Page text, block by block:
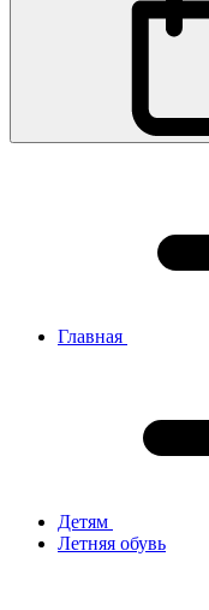
Главная
Детям
Летняя обувь